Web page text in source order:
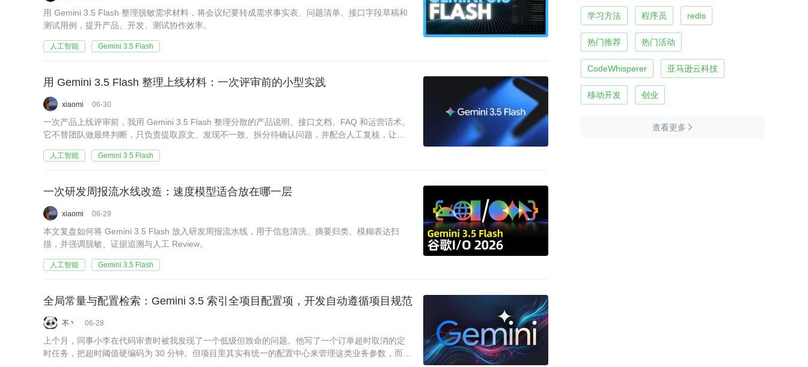
用 Gemini 3.5 Flash 整理脱敏需求材料，将会议纪要转成需求事实表、问题清单、接口字段草稿和
测试用例，提升产品、开发、测试协作效率。
人工智能 Gemini 3.5 Flash
用 Gemini 3.5 Flash 整理上线材料：一次评审前的小型实践
xiaomi 06-30
一次产品上线评审前，我用 Gemini 3.5 Flash 整理分散的产品说明、接口文档、FAQ 和运营话术。
它不替团队做最终判断，只负责提取原文、发现不一致、拆分待确认问题，并配合人工复核，让评
人工智能 Gemini 3.5 Flash
一次研发周报流水线改造：速度模型适合放在哪一层
xiaomi 06-29
本文复盘如何将 Gemini 3.5 Flash 放入研发周报流水线，用于信息清洗、摘要归类、模糊表达扫
描，并强调脱敏、证据追溯与人工 Review。
人工智能 Gemini 3.5 Flash
全局常量与配置检索：Gemini 3.5 索引全项目配置项，开发自动遵循项目规范
不丶 06-28
上个月，同事小李在代码审查时被我发现了一个低级但致命的问题。他写了一个订单超时取消的定
时任务，把超时阈值硬编码为 30 分钟。但项目里其实有统一的配置中心来管理这类业务参数，而且
学习方法 程序员 redis
热门推荐 热门活动
CodeWhisperer 亚马逊云科技
移动开发 创业
查看更多 